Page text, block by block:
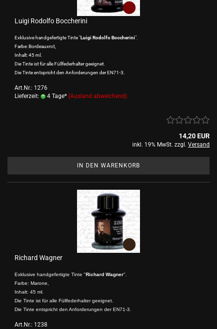
Luigi Rodolfo Boccherini
Exklusive handgefertigte Tinte "Luigi Rodolfo Boccherini".
Farbe: Bordeauxrot,
Inhalt: 45 ml.
Die Tinte ist für alle Füllfederhalter geeignet.
Die Tinte entspricht den Anforderungen der EN71-3.
Art.Nr.: 1276
Lieferzeit:
4 Tage* (Ausland abweichend)
14,20 EUR
inkl. 19% MwSt. zzgl. Versand
IN DEN WARENKORB
Richard Wagner
Exklusive handgefertigte Tinte "Richard Wagner".
Farbe: Marone,
Inhalt: 45 ml.
Die Tinte ist für alle Füllfederhalter geeignet.
Die Tinte entspricht den Anforderungen der EN71-3.
Art.Nr.: 1238